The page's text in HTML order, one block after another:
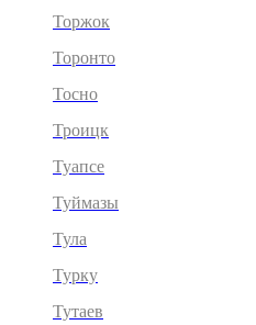
Торжок
Торонто
Тосно
Троицк
Туапсе
Туймазы
Тула
Турку
Тутаев